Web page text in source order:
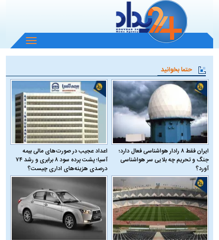
باز
و
منو
حتما بخوانید
ایران فقط ۸ رادار هواشناسی فعال دارد؛
جنگ و تحریم چه بلایی سر هواشناسی
آورد؟
اعداد عجیب در صورت‌های مالی بیمه
آسیا؛ پشت پرده سود ۸ برابری و رشد ۷۴
درصدی هزینه‌های اداری چیست؟